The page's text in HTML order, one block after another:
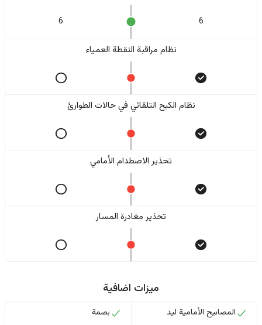
6
6
نظام مراقبة النقطة العمياء
نظام الكبح التلقائي في حالات الطوارئ
تحذير الاصطدام الأمامي
تحذير مغادرة المسار
ميزات اضافية
المصابيح الأمامية ليد
بصمة